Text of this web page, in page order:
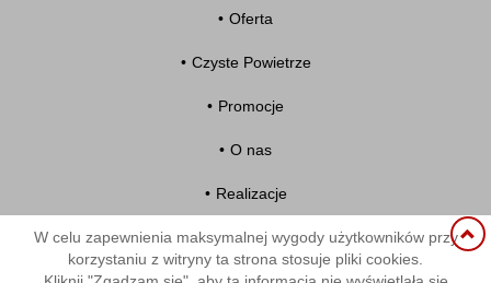
Oferta
Czyste Powietrze
Promocje
O nas
Realizacje
Blog
W celu zapewnienia maksymalnej wygody użytkowników przy
korzystaniu z witryny ta strona stosuje pliki cookies.